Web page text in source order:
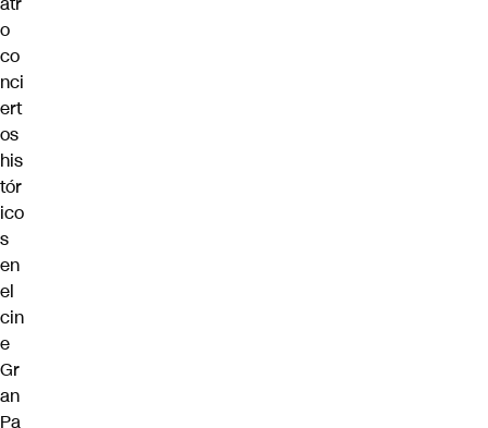
o
co
nci
ert
os
his
tór
ico
s
en
el
cin
e
Gr
an
Pa